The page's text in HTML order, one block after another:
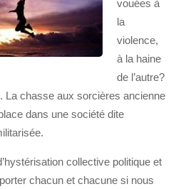
vouées à
la
violence,
à la haine
de l’autre?
La chasse aux sorcières ancienne
dans une société dite
collective politique et
chacun et chacune si nous